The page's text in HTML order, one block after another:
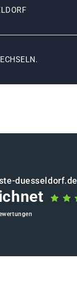
duesseldorf.de